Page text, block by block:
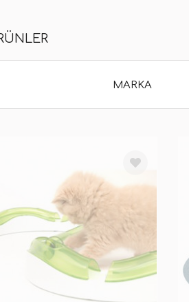
MARKA